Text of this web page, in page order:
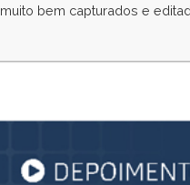
muito bem capturados e